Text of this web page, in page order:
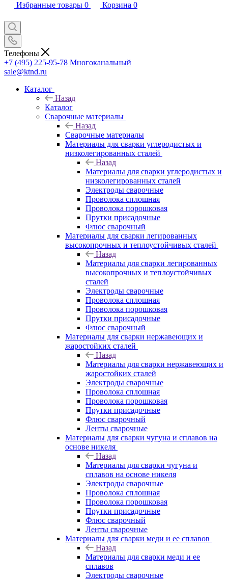
Избранные товары 0 Корзина 0
Телефоны
+7 (495) 225-95-78 Многоканальный
sale@ktnd.ru
Каталог
Назад
Каталог
Сварочные материалы
Назад
Сварочные материалы
Материалы для сварки углеродистых и
низколегированных сталей
Назад
Материалы для сварки углеродистых и
низколегированных сталей
Электроды сварочные
Проволока сплошная
Проволока порошковая
Прутки присадочные
Флюс сварочный
Материалы для сварки легированных
высокопрочных и теплоустойчивых сталей
Назад
Материалы для сварки легированных
высокопрочных и теплоустойчивых
сталей
Электроды сварочные
Проволока сплошная
Проволока порошковая
Прутки присадочные
Флюс сварочный
Материалы для сварки нержавеющих и
жаростойких сталей
Назад
Материалы для сварки нержавеющих и
жаростойких сталей
Электроды сварочные
Проволока сплошная
Проволока порошковая
Прутки присадочные
Флюс сварочный
Ленты сварочные
Материалы для сварки чугуна и сплавов на
основе никеля
Назад
Материалы для сварки чугуна и
сплавов на основе никеля
Электроды сварочные
Проволока сплошная
Проволока порошковая
Прутки присадочные
Флюс сварочный
Ленты сварочные
Материалы для сварки меди и ее сплавов
Назад
Материалы для сварки меди и ее
сплавов
Электроды сварочные